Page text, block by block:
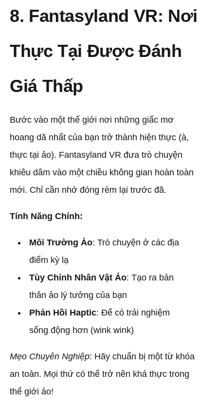
8. Fantasyland VR: Nơi
Thực Tại Được Đánh
Giá Thấp
Bước vào một thế giới nơi những giấc mơ
hoang dã nhất của bạn trở thành hiện thực (à,
thực tại ảo). Fantasyland VR đưa trò chuyện
khiêu dâm vào một chiều không gian hoàn toàn
mới. Chỉ cần nhớ đóng rèm lại trước đã.
Tính Năng Chính:
Môi Trường Ảo: Trò chuyện ở các địa
điểm kỳ lạ
Tùy Chỉnh Nhân Vật Ảo: Tạo ra bản
thân ảo lý tưởng của bạn
Phản Hồi Haptic: Để có trải nghiệm
sống động hơn (wink wink)
Mẹo Chuyên Nghiệp: Hãy chuẩn bị một từ khóa
an toàn. Mọi thứ có thể trở nên khá thực trong
thế giới ảo!